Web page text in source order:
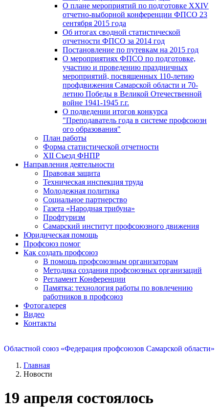
О плане мероприятий по подготовке XXIV
отчетно-выборной конференции ФПСО 23
сентября 2015 года
Об итогах сводной статистической
отчетности ФПСО за 2014 год
Постановление по путевкам на 2015 год
О мероприятиях ФПСО по подготовке,
участию и проведению праздничных
мероприятий, посвященных 110-летию
профдвижения Самарской области и 70-
летию Победы в Великой Отечественной
войне 1941-1945 г.г.
О подведении итогов конкурса
"Преподаватель года в системе профсоюзн
ого образования"
План работы
Форма статистической отчетности
XII Съезд ФНПР
Направления деятельности
Правовая защита
Техническая инспекция труда
Молодежная политика
Социальное партнерство
Газета «Народная трибуна»
Профтуризм
Самарский институт профсоюзного движения
Юридическая помощь
Профсоюз помог
Как создать профсоюз
В помощь профсоюзным организаторам
Методика создания профсоюзных организаций
Регламент Конференции
Памятка: технология работы по вовлечению
работников в профсоюз
Фотогалерея
Видео
Контакты
Областной союз «Федерация профсоюзов Самарской области»
Главная
Новости
19 апреля состоялось